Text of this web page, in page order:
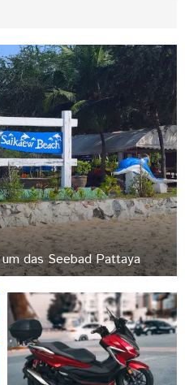
das Seebad Pattaya